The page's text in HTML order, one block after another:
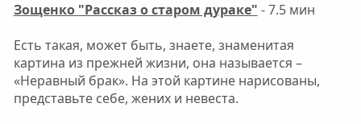
ы
л
Зощенко "Рассказ о старом дураке" - 7.5 мин
Есть такая, может быть, знаете, знаменитая
картина из прежней жизни, она называется –
«Неравный брак». На этой картине нарисованы,
представьте себе, жених и невеста.